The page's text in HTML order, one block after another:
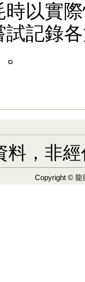
以實
錄各篇
料，非
Copyright © 龍